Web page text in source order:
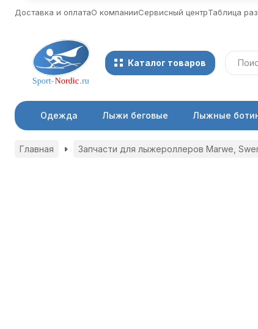
Доставка и оплатаО компанииСервисный центрТаблица
Каталог товаров
Одежда Лыжи беговые Лыжные
Главная Запчасти для лыжероллеров Marwe,